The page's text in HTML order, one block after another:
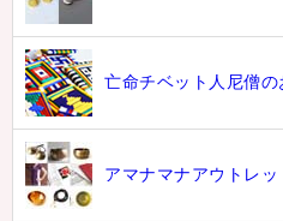
亡命チベット人尼僧
アマナマナアウトレッ